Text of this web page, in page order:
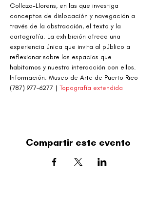
Collazo-Llorens, en las que investiga
conceptos de dislocación y navegación a
través de la abstracción, el texto y la
cartografía. La exhibición ofrece una
experiencia única que invita al público a
reflexionar sobre los espacios que
habitamos y nuestra interacción con ellos.
Información: Museo de Arte de Puerto Rico
(787) 977-6277 | Topografía extendida
Compartir este evento